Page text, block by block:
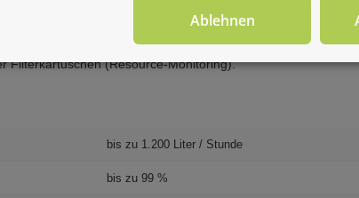
integrierte Remineralisierung.
durch High-Speed Rezirkulation.
Filterkartuschen (Resource-Monitoring).
bis zu 1.200 Liter / Stunde
bis zu 99 %
Ablehnen